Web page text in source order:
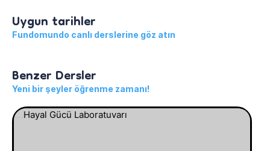
Uygun tarihler
Fundomundo canlı derslerine göz atın
Benzer Dersler
Yeni bir şeyler öğrenme zamanı!